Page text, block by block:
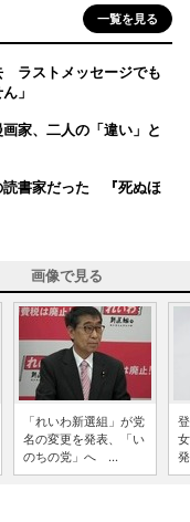
一覧を見る
ラストメッセージでも
」
家、二人の「違い」と
読書家だった 『死ぬほ
画像で見る
「れいわ新選組」が党
名の変更を発表、「い
のちの党」へ ...